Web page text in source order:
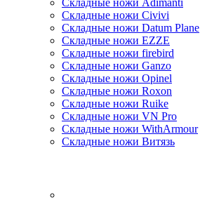
Складные ножи Adimanti
Складные ножи Civivi
Складные ножи Datum Plane
Складные ножи EZZE
Складные ножи firebird
Складные ножи Ganzo
Складные ножи Opinel
Складные ножи Roxon
Складные ножи Ruike
Складные ножи VN Pro
Складные ножи WithArmour
Складные ножи Витязь